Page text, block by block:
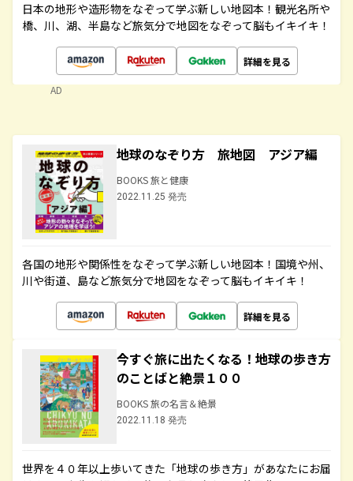
日本の地形や造形物をなぞって学ぶ新しい地図本！観光名所や
橋、川、湖、半島など旅気分で地図をなぞって脳もイキイキ！
詳細を見る
AD
地球のなぞり方 旅地図 アジア編
BOOKS 旅と健康
2022.11.25 発売
各国の地形や関係性をなぞって学ぶ新しい地図本！国境や州、
川や街道、島など旅気分で地図をなぞって脳もイキイキ！
詳細を見る
今すぐ旅に出たくなる！地球の歩き方
のことばと絶景１００
BOOKS 旅の名言＆絶景
2022.11.18 発売
世界を４０年以上歩いてきた「地球の歩き方」があなたにお届